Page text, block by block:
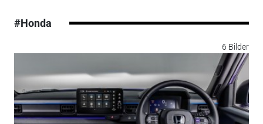
#Honda
6 Bilder